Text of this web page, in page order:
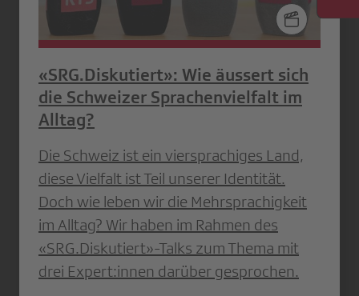
«SRG.Diskutiert»: Wie äussert sich
die Schweizer Sprachenvielfalt im
Alltag?
Die Schweiz ist ein viersprachiges Land,
diese Vielfalt ist Teil unserer Identität.
Doch wie leben wir die Mehrsprachigkeit
im Alltag? Wir haben im Rahmen des
«SRG.Diskutiert»-Talks zum Thema mit
drei Expert:innen darüber gesprochen.